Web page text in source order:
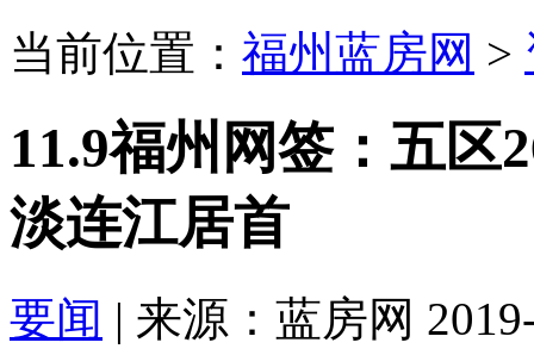
当前位置： 福州蓝房网 >
11.9福州网签：五区
淡连江居首
要闻 | 来源：蓝房网